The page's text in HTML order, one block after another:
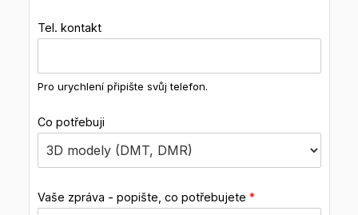
Tel. kontakt
Pro urychlení připište svůj telefon.
Co potřebuji
Vaše zpráva - popište, co potřebujete *